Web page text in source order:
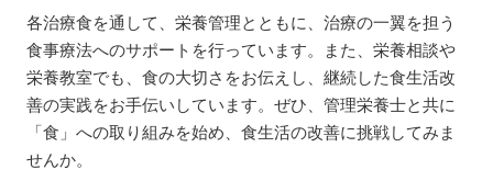
各治療食を通して、栄養管理とともに、治療の一翼を担う
食事療法へのサポートを行っています。また、栄養相談や
栄養教室でも、食の大切さをお伝えし、継続した食生活改
善の実践をお手伝いしています。ぜひ、管理栄養士と共に
「食」への取り組みを始め、食生活の改善に挑戦してみま
せんか。